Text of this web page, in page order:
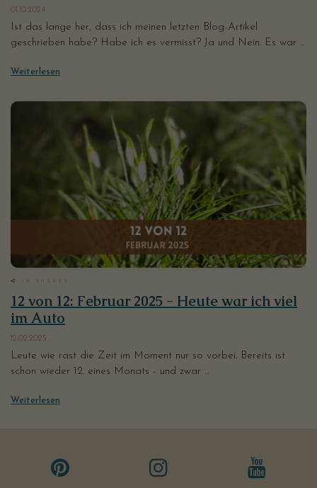
01.10.2024
Ist das lange her, dass ich meinen letzten Blog-Artikel
geschrieben habe? Habe ich es vermisst? Ja und Nein. Es war ...
Weiterlesen
18 SHARES
12 von 12: Februar 2025 - Heute war ich viel
im Auto
12.02.2025
Leute wie rast die Zeit im Moment nur so vorbei. Bereits ist
schon wieder 12. eines Monats - und zwar ...
Weiterlesen